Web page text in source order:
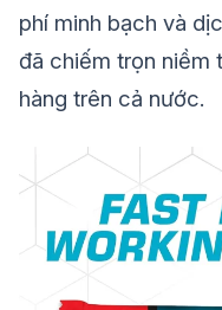
phí minh bạch và
đã chiếm trọn niềm
hàng trên cả nước.